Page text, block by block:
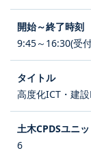
9:45～16:30(受
高度化ICT・建
6